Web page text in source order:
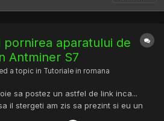
pornirea aparatului de
Antminer S7
a topic in Tutoriale in romana
sa postez un astfel de link inca...
il stergeti am zis sa prezint si eu un